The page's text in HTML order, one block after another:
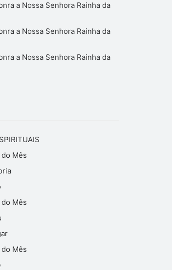
a Nossa Senhora Rainha da
a Nossa Senhora Rainha da
a Nossa Senhora Rainha da
Mês
Mês
Mês